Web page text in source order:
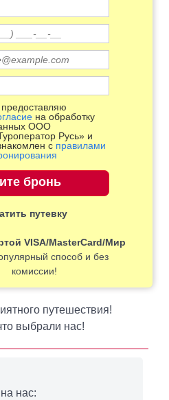
на обработку
ООО
Русь» и
с правилами
путевку
VISA/MasterCard/Мир
способ и без
комиссии!
путешествия!
выбрали нас!
нас: